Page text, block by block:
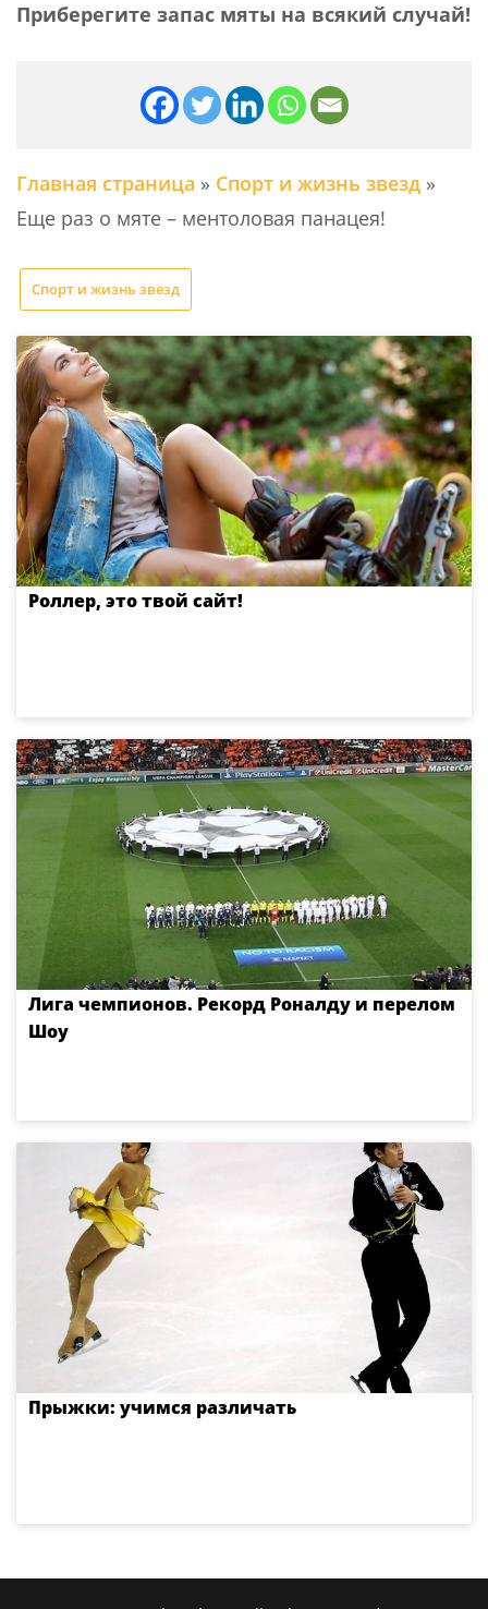
Приберегите запас мяты на всякий случай!
Главная страница » Спорт и жизнь звезд »
Еще раз о мяте – ментоловая панацея!
Спорт и жизнь звезд
Роллер, это твой сайт!
Лига чемпионов. Рекорд Роналду и перелом
Шоу
Прыжки: учимся различать